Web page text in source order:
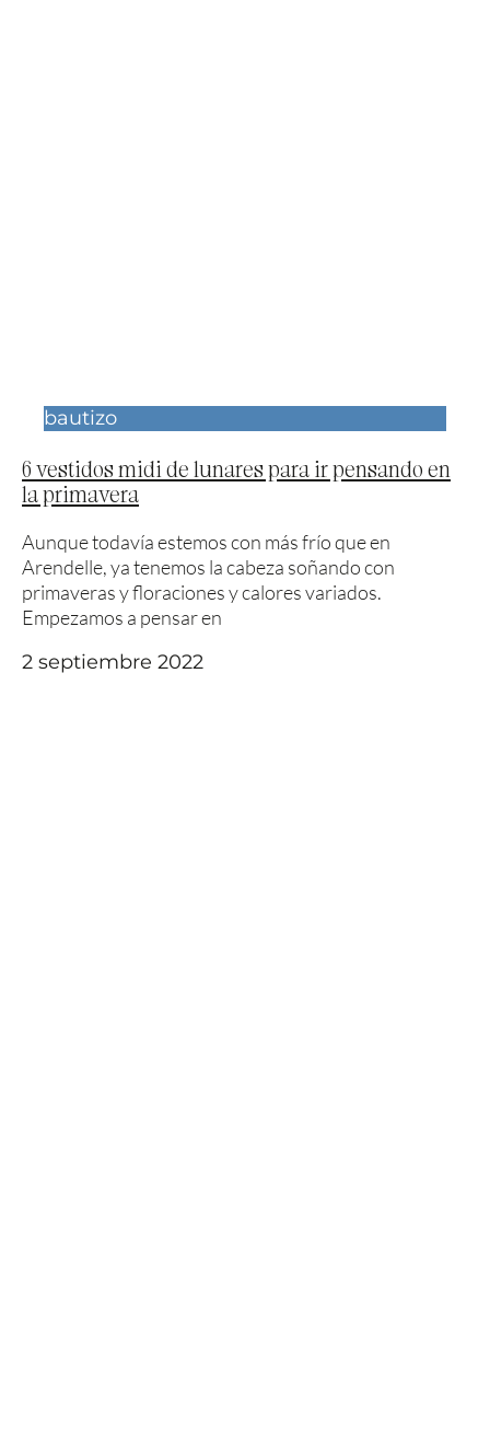
bautizo
6 vestidos midi de lunares para ir pensando en
la primavera
Aunque todavía estemos con más frío que en
Arendelle, ya tenemos la cabeza soñando con
primaveras y floraciones y calores variados.
Empezamos a pensar en
2 septiembre 2022